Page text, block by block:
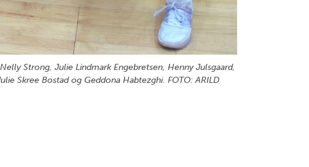
Strong, Julie Lindmark Engebretsen, Henny Julsgaard,
Skree Bostad og Geddona Habtezghi. FOTO: ARILD